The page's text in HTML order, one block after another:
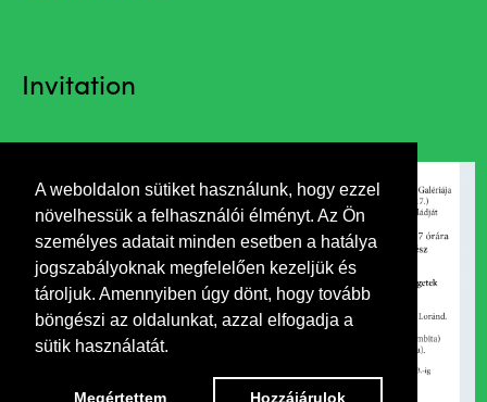
A weboldalon sütiket használunk, hogy ezzel
növelhessük a felhasználói élményt. Az Ön
személyes adatait minden esetben a hatálya
jogszabályoknak megfelelően kezeljük és
tároljuk. Amennyiben úgy dönt, hogy tovább
böngészi az oldalunkat, azzal elfogadja a
sütik használatát.
Megértettem Hozzájárulok
Invitation